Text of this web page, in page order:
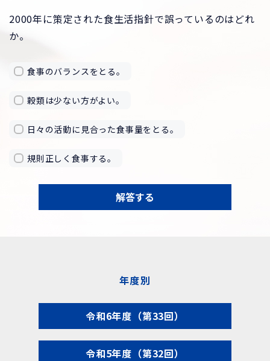
2000年に策定された食生活指針で誤っているのはどれ
か。
食事のバランスをとる。
穀類は少ない方がよい。
日々の活動に見合った食事量をとる。
規則正しく食事する。
解答する
年度別
令和6年度（第33回）
令和5年度（第32回）